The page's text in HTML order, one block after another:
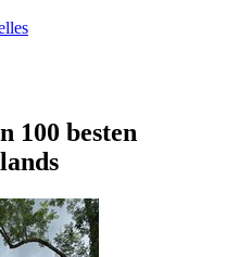
100 besten